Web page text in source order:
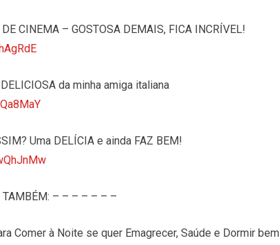
CINEMA – GOSTOSA DEMAIS, FICA INCRÍVEL!
da minha amiga italiana
Uma DELÍCIA e ainda FAZ BEM!
– – – – – – –
Comer à Noite se quer Emagrecer, Saúde e Dormir bem